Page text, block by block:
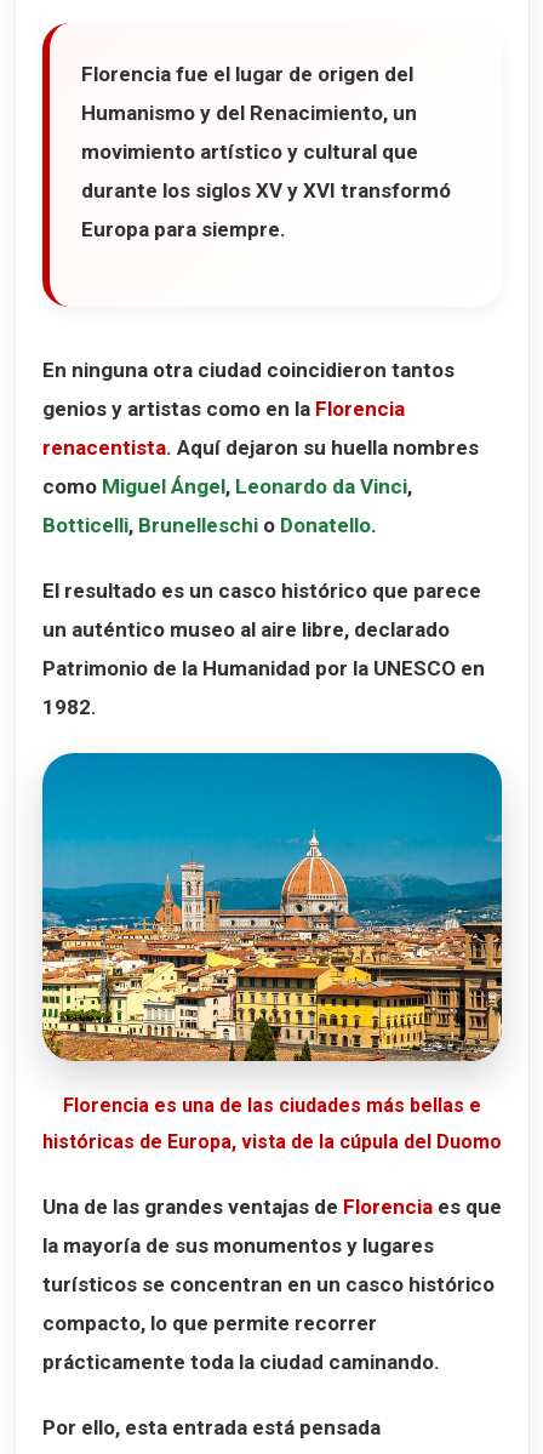
Florencia fue el lugar de origen del
Humanismo y del Renacimiento, un
movimiento artístico y cultural que
durante los siglos XV y XVI transformó
Europa para siempre.
En ninguna otra ciudad coincidieron tantos
genios y artistas como en la Florencia
renacentista. Aquí dejaron su huella nombres
como Miguel Ángel, Leonardo da Vinci,
Botticelli, Brunelleschi o Donatello.
El resultado es un casco histórico que parece
un auténtico museo al aire libre, declarado
Patrimonio de la Humanidad por la UNESCO en
1982.
Florencia es una de las ciudades más bellas e
históricas de Europa, vista de la cúpula del Duomo
Una de las grandes ventajas de Florencia es que
la mayoría de sus monumentos y lugares
turísticos se concentran en un casco histórico
compacto, lo que permite recorrer
prácticamente toda la ciudad caminando.
Por ello, esta entrada está pensada